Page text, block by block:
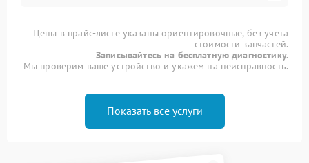
Цены в прайс-листе указаны ориентировочные, без учета
стоимости запчастей.
Записывайтесь на бесплатную диагностику.
Мы проверим ваше устройство и укажем на неисправность.
Показать все услуги